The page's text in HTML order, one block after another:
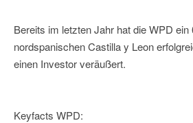
Bereits im letzten Jahr hat die WPD
nordspanischen Castilla y Leon
einen Investor veräußert.
Keyfacts WPD: